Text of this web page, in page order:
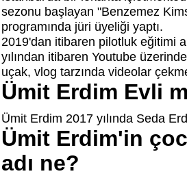
sezonu başlayan "Benzemez
programında jüri üyeliği yaptı.
2019'dan itibaren pilotluk eğitimi
yılından itibaren Youtube
uçak, vlog tarzında videolar
Ümit Erdim Evli
Ümit Erdim 2017 yılında Seda
Ümit Erdim'in
adı ne?